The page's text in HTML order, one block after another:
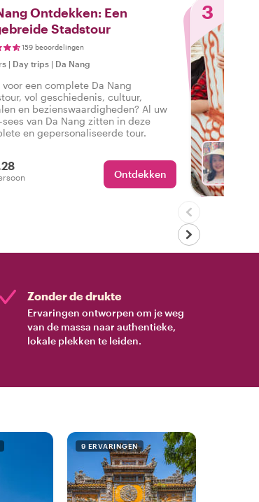
Ontdekken: Een
Stadstour
159 beoordelingen
| Day trips | Da Nang
voor een complete Da Nang
vol geschiedenis, cultuur,
en bezienswaardigheden? Al uw
sees van Da Nang zitten in deze
en gepersonaliseerde tour.
Ontdekken
3
Zonder de drukte
Ervaringen ontworpen om je weg
van de massa naar authentieke,
lokale plekken te leiden.
9 ERVARINGEN